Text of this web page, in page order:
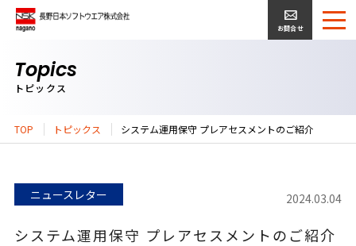
お問合せ
トピックス
Topics
TOP トピックス システム運用保守 プレアセスメントのご紹介
ニュースレター 2024.03.04
システム運用保守 プレアセスメントのご紹介